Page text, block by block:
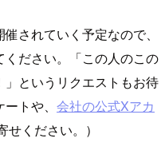
されていく予定なので、
ださい。「この人のこの
というリクエストもお待
トや、 会社の公式Xアカ
せください。）